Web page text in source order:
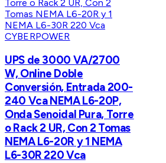
CYBERPOWER
UPS de 3000 VA/2700
W, Online Doble
Conversión, Entrada 200-
240 Vca NEMA L6-20P,
Onda Senoidal Pura, Torre
o Rack 2 UR, Con 2 Tomas
NEMA L6-20R y 1 NEMA
L6-30R 220 Vca